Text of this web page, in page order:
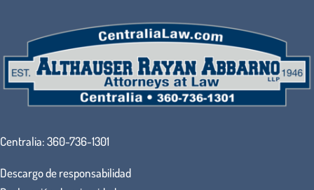
Centralia:360-736-1301
Descargo de responsabilidad